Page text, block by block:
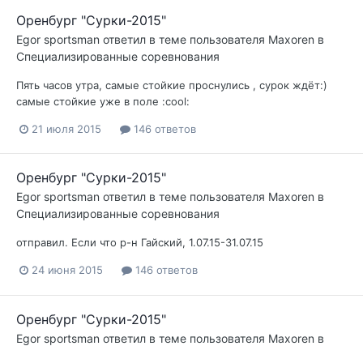
Оренбург "Сурки-2015"
Egor sportsman ответил в теме пользователя Maxoren в
Специализированные соревнования
Пять часов утра, самые стойкие проснулись , сурок ждёт:)
самые стойкие уже в поле :cool:
21 июля 2015 146 ответов
Оренбург "Сурки-2015"
Egor sportsman ответил в теме пользователя Maxoren в
Специализированные соревнования
отправил. Если что р-н Гайский, 1.07.15-31.07.15
24 июня 2015 146 ответов
Оренбург "Сурки-2015"
Egor sportsman ответил в теме пользователя Maxoren в